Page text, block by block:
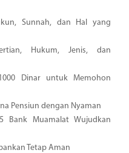
Sunnah, dan Hal yang
Hukum, Jenis, dan
Dinar untuk Memohon
Pensiun dengan Nyaman
Bank Muamalat Wujudkan
Tetap Aman